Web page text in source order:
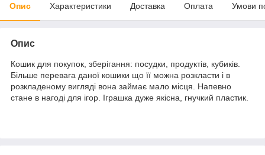
Опис Характеристики Доставка Оплата Умови
Опис
Кошик для покупок, зберігання: посудки, продуктів, кубиків.
Більше перевага даної кошики що її можна розкласти і в
розкладеному вигляді вона займає мало місця. Напевно
стане в нагоді для ігор. Іграшка дуже якісна, гнучкий пластик.